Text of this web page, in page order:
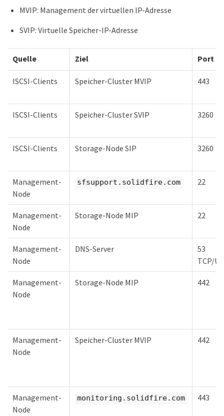
MVIP: Management der virtuellen IP-Adresse
SVIP: Virtuelle Speicher-IP-Adresse
Quelle Ziel Port
ISCSI-Clients Speicher-Cluster MVIP 443
ISCSI-Clients Speicher-Cluster SVIP 3260
ISCSI-Clients Storage-Node SIP 3260
Management-
Node
sfsupport.solidfire.com 22
Management-
Node
Storage-Node MIP 22
Management-
Node
DNS-Server
53
TCP/
Management-
Node
Storage-Node MIP 442
Management-
Node
Speicher-Cluster MVIP 442
Management-
Node
monitoring.solidfire.com 443